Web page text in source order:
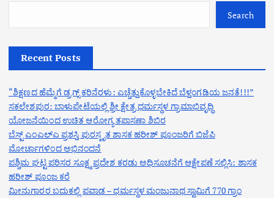
Search
Recent Posts
“ಶಿಕ್ಷಣದ ಹೆಮ್ಮೆಗೆ ಡ್ರಗ್ಸ್ ಕರಿನೆರಳು: ಎಚ್ಚೆತ್ತುಕೊಳ್ಳಬೇಕಿದೆ ಬೆಳ್ತಂಗಡಿಯ ಜನತೆ!!!”
ಸಕಲೇಶಪುರ: ಬಾಳುಪೇಟೆಯಲ್ಲಿ ಶ್ರೀ ಕ್ಷೇತ್ರ ಧರ್ಮಸ್ಥಳ ಗ್ರಾಮಾಭಿವೃದ್ಧಿ
ಯೋಜನೆಯಿಂದ ಉಚಿತ ಆರೋಗ್ಯ ತಪಾಸಣಾ ಶಿಬಿರ
ಬೆಸ್ಟ್ ಎಂಎಲ್ಎ ಪ್ರಶಸ್ತಿ ಪುರಸ್ಕೃತ ಶಾಸಕ ಹರೀಶ್ ಪೂಂಜರಿಗೆ ಬಿಜೆಪಿ
ಮೋರ್ಚಾಗಳಿಂದ ಅಭಿನಂದನೆ
ಪಶ್ಚಿಮ ಘಟ್ಟ ಪರಿಸರ ಸೂಕ್ಷ್ಮ ಪ್ರದೇಶ ಕರಡು ಅಧಿಸೂಚನೆಗೆ ಆಕ್ಷೇಪಣೆ ಸಲ್ಲಿಸಿ: ಶಾಸಕ
ಹರೀಶ್ ಪೂಂಜ ಕರೆ
ಮೀನುಗಾರರ ಬದುಕಲ್ಲಿ ಪವಾಡ – ಧರ್ಮಸ್ಥಳ ಮಂಜುನಾಥ ಸ್ವಾಮಿಗೆ 770 ಗ್ರಾಂ